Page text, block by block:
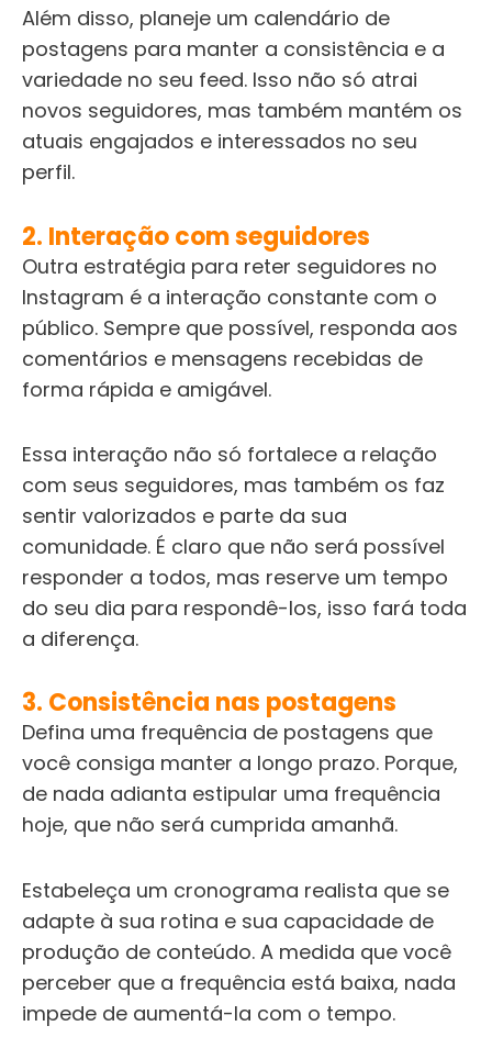
Além disso, planeje um calendário de
postagens para manter a consistência e a
variedade no seu feed. Isso não só atrai
novos seguidores, mas também mantém os
atuais engajados e interessados no seu
perfil.
2. Interação com seguidores
Outra estratégia para reter seguidores no
Instagram é a interação constante com o
público. Sempre que possível, responda aos
comentários e mensagens recebidas de
forma rápida e amigável.
Essa interação não só fortalece a relação
com seus seguidores, mas também os faz
sentir valorizados e parte da sua
comunidade. É claro que não será possível
responder a todos, mas reserve um tempo
do seu dia para respondê-los, isso fará toda
a diferença.
3. Consistência nas postagens
Defina uma frequência de postagens que
você consiga manter a longo prazo. Porque,
de nada adianta estipular uma frequência
hoje, que não será cumprida amanhã.
Estabeleça um cronograma realista que se
adapte à sua rotina e sua capacidade de
produção de conteúdo. A medida que você
perceber que a frequência está baixa, nada
impede de aumentá-la com o tempo.